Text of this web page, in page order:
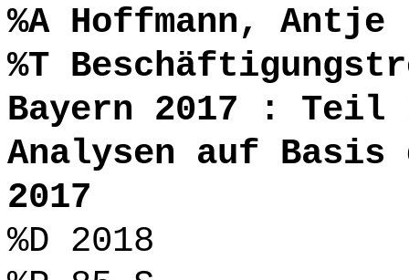
%A Hoffmann,
%T
Bayern 2017 :
Analysen auf Basis
2017
%D 2018